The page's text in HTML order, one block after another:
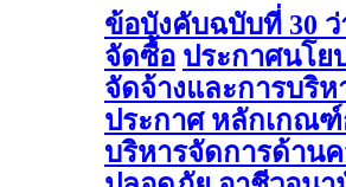
ข้อบังคับฉบับที่ 30
จัดซื้อ ประกาศนโย
จัดจ้างและการบริ
ประกาศ หลักเกณฑ์
บริหารจัดการด้าน